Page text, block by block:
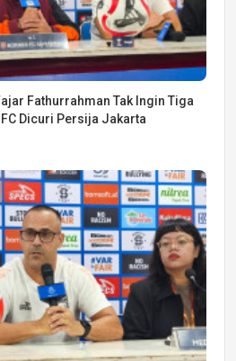
Fathurrahman Tak Ingin Tiga
Dicuri Persija Jakarta